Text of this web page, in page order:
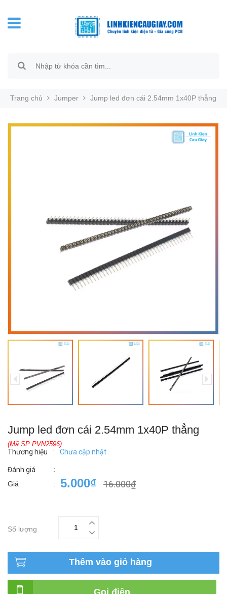
Trang chủ Jumper Jump led đơn cái 2.54mm 1x40P thẳng
Jump led đơn cái 2.54mm 1x40P thẳng
(Mã SP:PVN2596)
Thương hiệu : Chưa cập nhật
Đánh giá
:
Giá
: 5.000₫ 16.000₫
Số lượng
Thêm vào giỏ hàng
Gọi điện